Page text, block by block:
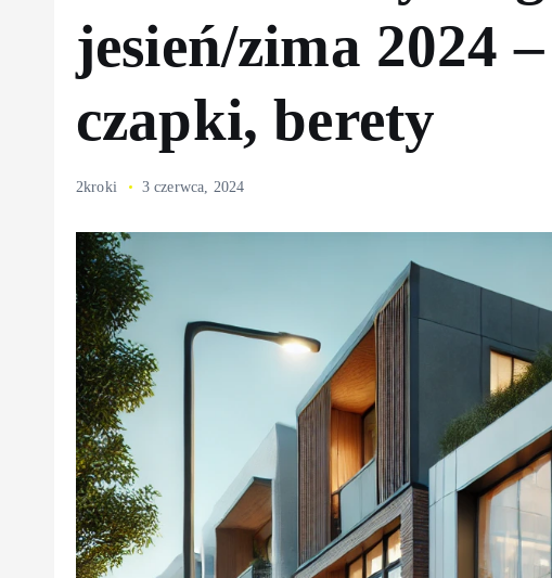
jesień/zima 2024
czapki, berety
2kroki 3 czerwca, 2024